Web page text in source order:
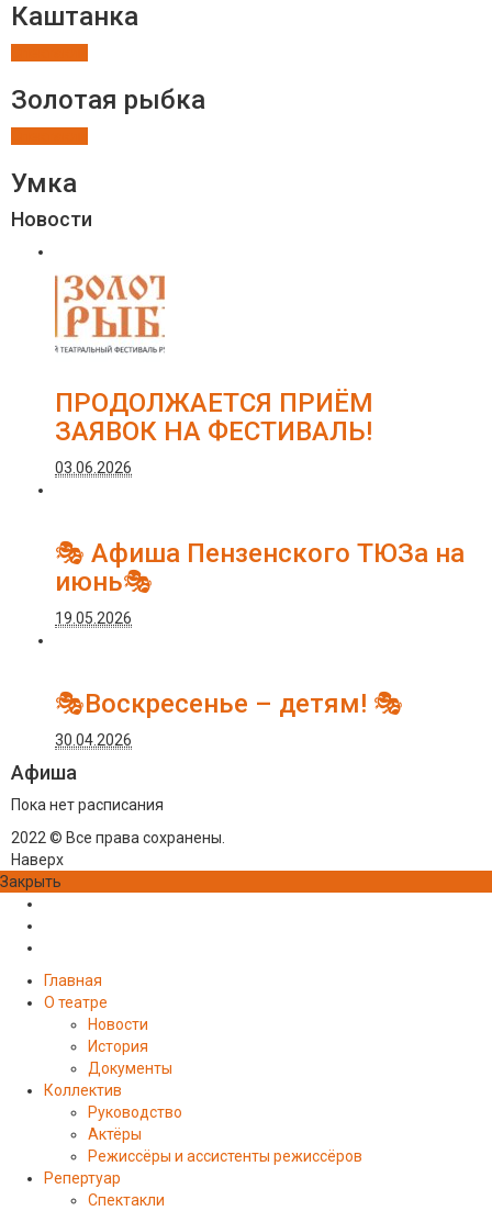
Каштанка
Золотая рыбка
Умка
Новости
ПРОДОЛЖАЕТСЯ ПРИЁМ
ЗАЯВОК НА ФЕСТИВАЛЬ!
03.06.2026
🎭 Афиша Пензенского ТЮЗа на
июнь🎭
19.05.2026
🎭Воскресенье – детям! 🎭
30.04.2026
Афиша
Пока нет расписания
2022 © Все права сохранены.
Наверх
Закрыть
Главная
О театре
Новости
История
Документы
Коллектив
Руководство
Актёры
Режиссёры и ассистенты режиссёров
Репертуар
Спектакли